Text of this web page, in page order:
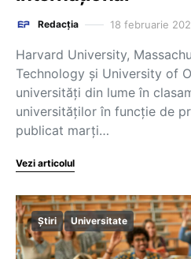
Redacția 18 februarie
Harvard University,
Technology și University of
universități din lume în
universităților în funcție de
publicat marți…
Vezi articolul
Știri Universitate